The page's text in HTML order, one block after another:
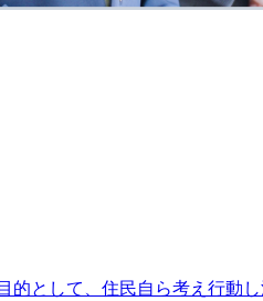
として、住民自ら考え行動